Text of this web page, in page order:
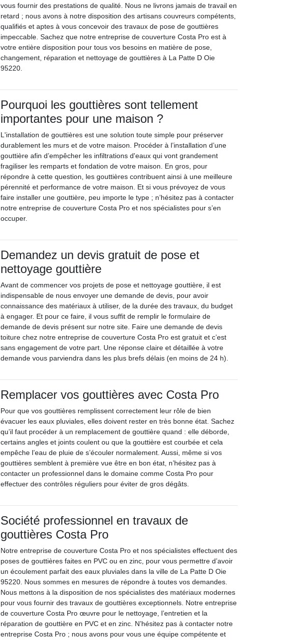
vous fournir des prestations de qualité. Nous ne livrons jamais de travail en
retard ; nous avons à notre disposition des artisans couvreurs compétents,
qualifiés et aptes à vous concevoir des travaux de pose de gouttières
impeccable. Sachez que notre entreprise de couverture Costa Pro est à
votre entière disposition pour tous vos besoins en matière de pose,
changement, réparation et nettoyage de gouttières à La Patte D Oie
95220.
Pourquoi les gouttières sont tellement
importantes pour une maison ?
L'installation de gouttières est une solution toute simple pour préserver
durablement les murs et de votre maison. Procéder à l’installation d’une
gouttière afin d’empêcher les infiltrations d'eaux qui vont grandement
fragiliser les remparts et fondation de votre maison. En gros, pour
répondre à cette question, les gouttières contribuent ainsi à une meilleure
pérennité et performance de votre maison. Et si vous prévoyez de vous
faire installer une gouttière, peu importe le type ; n’hésitez pas à contacter
notre entreprise de couverture Costa Pro et nos spécialistes pour s’en
occuper.
Demandez un devis gratuit de pose et
nettoyage gouttière
Avant de commencer vos projets de pose et nettoyage gouttière, il est
indispensable de nous envoyer une demande de devis, pour avoir
connaissance des matériaux à utiliser, de la durée des travaux, du budget
à engager. Et pour ce faire, il vous suffit de remplir le formulaire de
demande de devis présent sur notre site. Faire une demande de devis
toiture chez notre entreprise de couverture Costa Pro est gratuit et c’est
sans engagement de votre part. Une réponse claire et détaillée à votre
demande vous parviendra dans les plus brefs délais (en moins de 24 h).
Remplacer vos gouttières avec Costa Pro
Pour que vos gouttières remplissent correctement leur rôle de bien
évacuer les eaux pluviales, elles doivent rester en très bonne état. Sachez
qu’il faut procéder à un remplacement de gouttière quand : elle déborde,
certains angles et joints coulent ou que la gouttière est courbée et cela
empêche l’eau de pluie de s’écouler normalement. Aussi, même si vos
gouttières semblent à première vue être en bon état, n’hésitez pas à
contacter un professionnel dans le domaine comme Costa Pro pour
effectuer des contrôles réguliers pour éviter de gros dégâts.
Société professionnel en travaux de
gouttières Costa Pro
Notre entreprise de couverture Costa Pro et nos spécialistes effectuent des
poses de gouttières faites en PVC ou en zinc, pour vous permettre d’avoir
un écoulement parfait des eaux pluviales dans la ville de La Patte D Oie
95220. Nous sommes en mesures de répondre à toutes vos demandes.
Nous mettons à la disposition de nos spécialistes des matériaux modernes
pour vous fournir des travaux de gouttières exceptionnels. Notre entreprise
de couverture Costa Pro œuvre pour le nettoyage, l’entretien et la
réparation de gouttière en PVC et en zinc. N’hésitez pas à contacter notre
entreprise Costa Pro ; nous avons pour vous une équipe compétente et